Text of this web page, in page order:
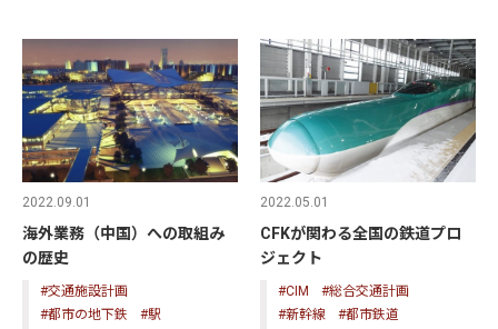
2022.09.01
海外業務（中国）への取組み
の歴史
#交通施設計画
#都市の地下鉄
#駅
2022.05.01
CFKが関わる全国の鉄道プロ
ジェクト
#CIM
#総合交通計画
#新幹線
#都市鉄道